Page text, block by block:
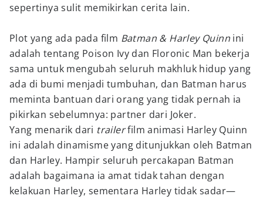
sepertinya sulit memikirkan cerita lain.
Plot yang ada pada film Batman & Harley Quinn ini
adalah tentang Poison Ivy dan Floronic Man bekerja
sama untuk mengubah seluruh makhluk hidup yang
ada di bumi menjadi tumbuhan, dan Batman harus
meminta bantuan dari orang yang tidak pernah ia
pikirkan sebelumnya: partner dari Joker.
Yang menarik dari trailerfilm animasi Harley Quinn
ini adalah dinamisme yang ditunjukkan oleh Batman
dan Harley. Hampir seluruh percakapan Batman
adalah bagaimana ia amat tidak tahan dengan
kelakuan Harley, sementara Harley tidak sadar—